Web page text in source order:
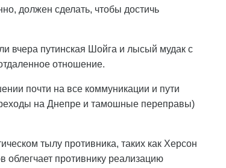
должен сделать, чтобы достичь
вчера путинская Шойга и лысый мудак с
отношение.
почти на все коммуникации и пути
на Днепре и тамошные переправы)
тылу противника, таких как Херсон
облегчает противнику реализацию